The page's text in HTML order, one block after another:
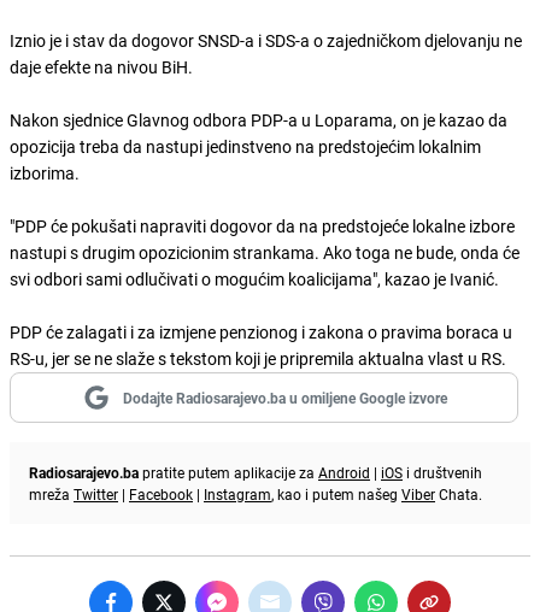
Iznio je i stav da dogovor SNSD-a i SDS-a o zajedničkom djelovanju ne
daje efekte na nivou BiH.
Nakon sjednice Glavnog odbora PDP-a u Loparama, on je kazao da
opozicija treba da nastupi jedinstveno na predstojećim lokalnim
izborima.
"PDP će pokušati napraviti dogovor da na predstojeće lokalne izbore
nastupi s drugim opozicionim strankama. Ako toga ne bude, onda će
svi odbori sami odlučivati o mogućim koalicijama", kazao je Ivanić.
PDP će zalagati i za izmjene penzionog i zakona o pravima boraca u
RS-u, jer se ne slaže s tekstom koji je pripremila aktualna vlast u RS.
Dodajte Radiosarajevo.ba u omiljene Google izvore
Radiosarajevo.bapratite putem aplikacije za Android | iOS i društvenih
mreža Twitter | Facebook | Instagram, kao i putem našeg ViberChata.